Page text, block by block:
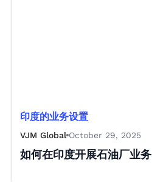
印度的业务设置
VJM Global October 29, 2025
如何在印度开展石油厂业务